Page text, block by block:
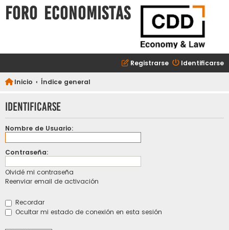
FORO ECONOMISTAS
Identificarse
Registrarse
Inicio Índice general
Identificarse
Nombre de Usuario:
Contraseña:
Olvidé mi contraseña
Reenviar email de activación
Recordar
Ocultar mi estado de conexión en esta sesión